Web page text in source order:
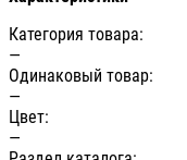
Категория товара:
—
Одинаковый товар:
—
Цвет:
—